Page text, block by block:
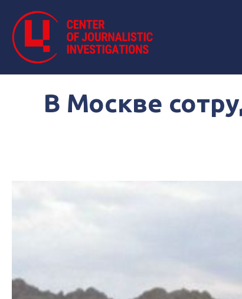
В Москве